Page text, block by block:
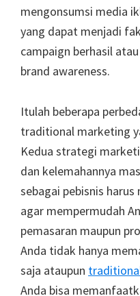
mengonsumsi media
yang dapat menjadi
campaign berhasil
brand awareness.
Itulah beberapa
traditional marketing
Kedua strategi
dan kelemahannya
sebagai pebisnis
agar mempermudah
pemasaran maupun
Anda tidak hanya
saja ataupun
Anda bisa